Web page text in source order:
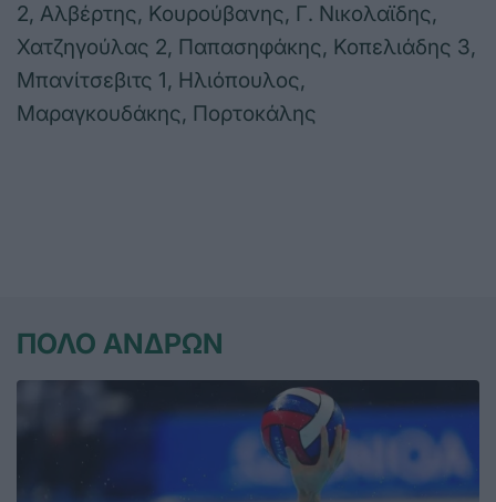
2, Αλβέρτης, Κουρούβανης, Γ. Νικολαϊδης,
Χατζηγούλας 2, Παπασηφάκης, Κοπελιάδης 3,
Μπανίτσεβιτς 1, Ηλιόπουλος,
Μαραγκουδάκης, Πορτοκάλης
ΠΟΛΟ ΑΝΔΡΩΝ